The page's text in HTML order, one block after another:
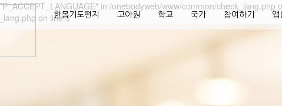
in /onebodyweb/www/common/
on line 3한몸기도편지 고아원 학교 국가 참여하기 앱